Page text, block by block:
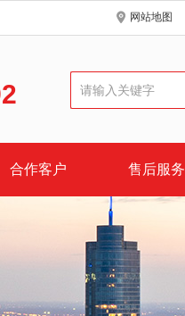
网站地图
合作客户 售后服务